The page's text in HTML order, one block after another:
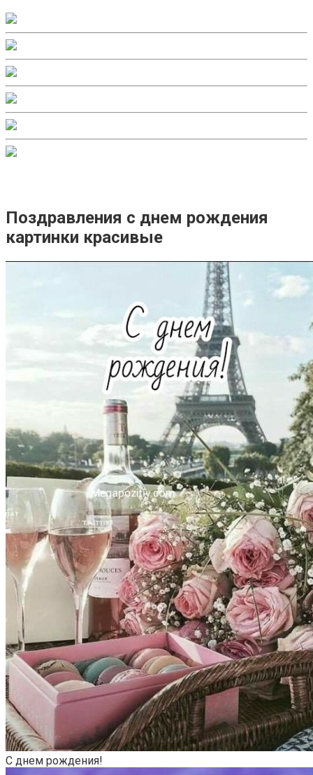
Поздравления с днем рождения
картинки красивые
С днем рождения!